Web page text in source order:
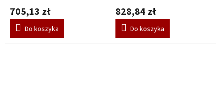
705,13 zł
Do koszyka
828,84 zł
Do koszyka